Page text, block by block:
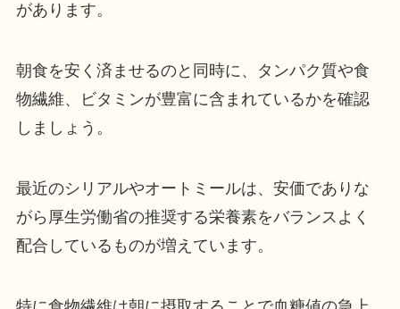
があります。
朝食を安く済ませるのと同時に、タンパク質や食
物繊維、ビタミンが豊富に含まれているかを確認
しましょう。
最近のシリアルやオートミールは、安価でありな
がら厚生労働省の推奨する栄養素をバランスよく
配合しているものが増えています。